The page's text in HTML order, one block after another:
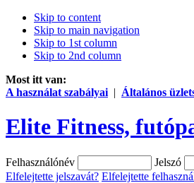
Skip to content
Skip to main navigation
Skip to 1st column
Skip to 2nd column
Most itt van:
A használat szabályai | Általános
Elite Fitness,
Felhasználónév
Jelszó
Elfelejtette jelszavát? Elfelejtette